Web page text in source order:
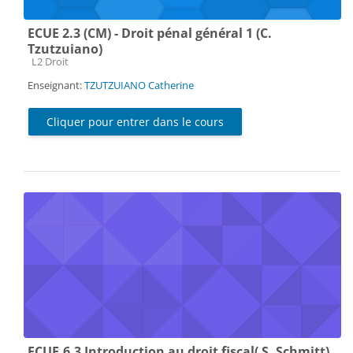
ECUE 2.3 (CM) - Droit pénal général 1 (C.
Tzutzuiano)
Catégorie de cours
L2 Droit
Enseignant:TZUTZUIANO Catherine
Cliquer pour entrer dans le cours